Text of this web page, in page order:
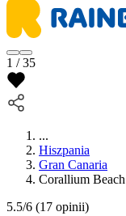
1 / 35
...
Hiszpania
Gran Canaria
Corallium Beach
5.5/6 (17 opinii)